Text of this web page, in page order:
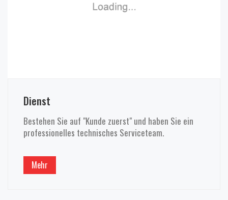
Dienst
Bestehen Sie auf "Kunde zuerst" und haben Sie ein
professionelles technisches Serviceteam.
Mehr